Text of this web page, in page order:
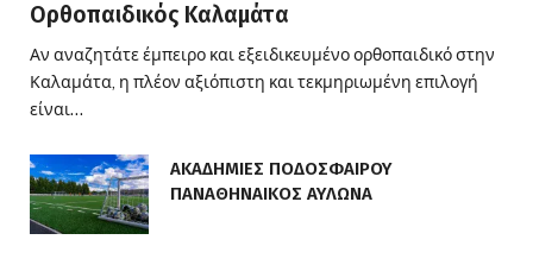
Ορθοπαιδικός Καλαμάτα
Αν αναζητάτε έμπειρο και εξειδικευμένο ορθοπαιδικό στην
Καλαμάτα, η πλέον αξιόπιστη και τεκμηριωμένη επιλογή
είναι…
ΑΚΑΔΗΜΙΕΣ ΠΟΔΟΣΦΑΙΡΟΥ
ΠΑΝΑΘΗΝΑΙΚΟΣ ΑΥΛΩΝΑ